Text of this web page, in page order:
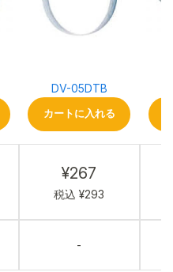
DV-05DTB
カートに入れる
¥267
税込 ¥293
-